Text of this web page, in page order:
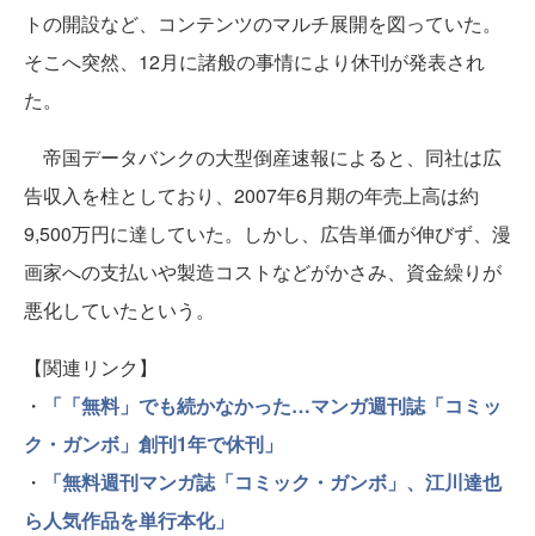
トの開設など、コンテンツのマルチ展開を図っていた。
そこへ突然、12月に諸般の事情により休刊が発表され
た。
帝国データバンクの大型倒産速報によると、同社は広
告収入を柱としており、2007年6月期の年売上高は約
9,500万円に達していた。しかし、広告単価が伸びず、漫
画家への支払いや製造コストなどがかさみ、資金繰りが
悪化していたという。
【関連リンク】
・
「「無料」でも続かなかった…マンガ週刊誌「コミッ
ク・ガンボ」創刊1年で休刊」
・
「無料週刊マンガ誌「コミック・ガンボ」、江川達也
ら人気作品を単行本化」